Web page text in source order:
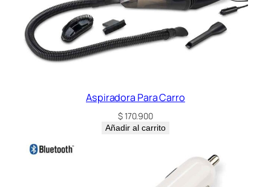
Aspiradora Para Carro
$170.900
Añadir al carrito